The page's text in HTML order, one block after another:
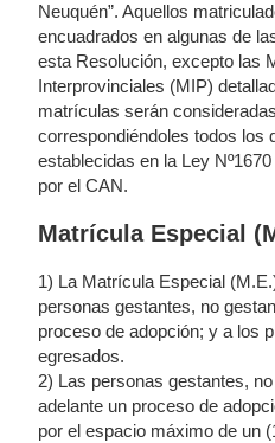
Neuquén”. Aquellos
encuadrados en algunas de
esta Resolución, excepto las
Interprovinciales (MIP)
matrículas serán
correspondiéndoles todos los
establecidas en la Ley
por el CAN.
Matrícula Especial
1) La Matrícula Especial
personas gestantes, no
proceso de adopción; y a los
egresados.
2) Las personas gestantes,
adelante un proceso de
por el espacio máximo de un